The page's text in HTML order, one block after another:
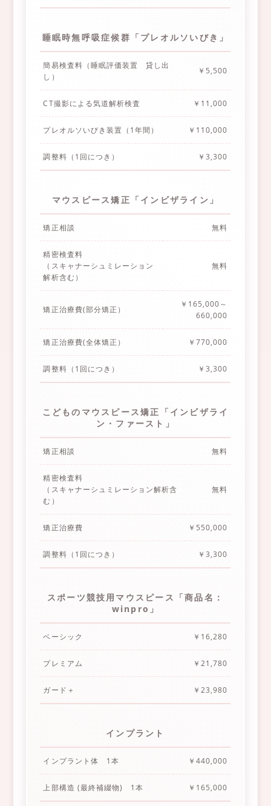
睡眠時無呼吸症候群「プレオルソいびき」
簡易検査料（睡眠評価装置 貸し出
し）
￥5,500
CT撮影による気道解析検査 ￥11,000
プレオルソいびき装置（1年間） ￥110,000
調整料（1回につき） ￥3,300
マウスピース矯正「インビザライン」
矯正相談 無料
精密検査料
（スキャナーシュミレーション
解析含む）
無料
矯正治療費(部分矯正）
￥165,000～
660,000
矯正治療費(全体矯正） ￥770,000
調整料（1回につき） ￥3,300
こどものマウスピース矯正「インビザライ
ン・ファースト」
矯正相談 無料
精密検査料
（スキャナーシュミレーション解析含
む）
無料
矯正治療費 ￥550,000
調整料（1回につき） ￥3,300
スポーツ競技用マウスピース「商品名：
winpro」
ベーシック ￥16,280
プレミアム ￥21,780
ガード＋ ￥23,980
インプラント
インプラント体 1本 ￥440,000
上部構造 (最終補綴物) 1本 ￥165,000